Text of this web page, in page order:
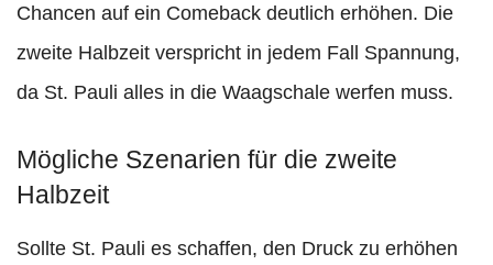
Chancen auf ein Comeback deutlich erhöhen. Die
zweite Halbzeit verspricht in jedem Fall Spannung,
da St. Pauli alles in die Waagschale werfen muss.
Mögliche Szenarien für die zweite
Halbzeit
Sollte St. Pauli es schaffen, den Druck zu erhöhen